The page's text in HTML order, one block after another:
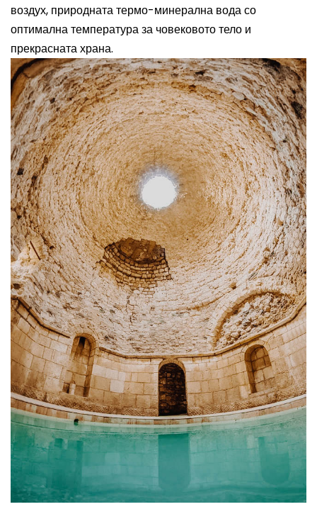
воздух, природната термо-минерална вода со
оптимална температура за човековото тело и
прекрасната храна.